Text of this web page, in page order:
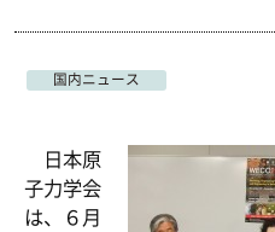
国内ニュース
日本原
子力学会
は、６月